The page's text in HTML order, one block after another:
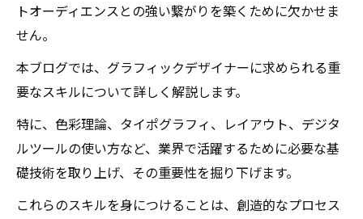
トオーディエンスとの強い繋がりを築くために欠かせま
せん。
本ブログでは、グラフィックデザイナーに求められる重
要なスキルについて詳しく解説します。
特に、色彩理論、タイポグラフィ、レイアウト、デジタ
ルツールの使い方など、業界で活躍するために必要な基
礎技術を取り上げ、その重要性を掘り下げます。
これらのスキルを身につけることは、創造的なプロセス